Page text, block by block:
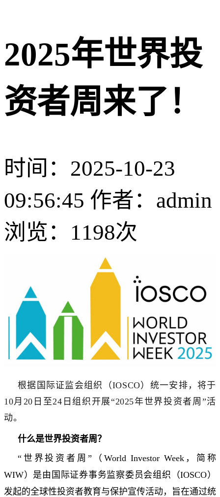
2025年世界投
资者周来了！
时间：2025-10-23
09:56:45 作者：admin
浏览： 1198次
根据国际证监会组织（IOSCO）统一安排，将于
10月20日至24日组织开展“2025年世界投资者周”活
动。
什么是世界投资者周？
“世界投资者周”（World Investor Week，简称
WIW）是由国际证券事务监察委员会组织（IOSCO）
发起的全球性投资者教育与保护宣传活动，旨在通过统